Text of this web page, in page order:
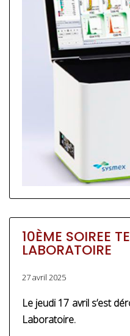
10ÈME SOIREE
LABORATOIRE
27 avril 2025
Le jeudi 17 avril s’est
Laboratoire.